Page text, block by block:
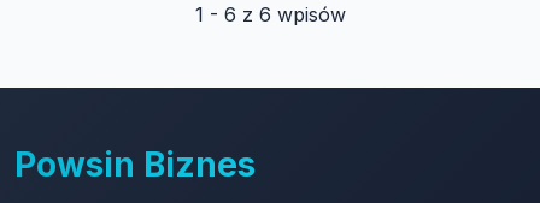
1 - 6 z 6 wpisów
Powsin Biznes